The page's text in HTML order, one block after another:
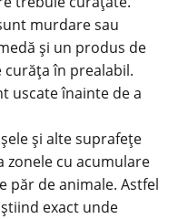
murdare sau
și un produs de
în prealabil.
uscate înainte de a
și alte suprafețe
cu acumulare
păr de animale. Astfel
exact unde